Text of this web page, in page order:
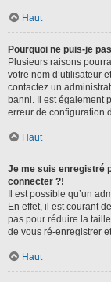
Haut
Pourquoi ne puis-je
Plusieurs raisons
votre nom d’utilisateur
contactez un
banni. Il est également
erreur de configuration
Haut
Je me suis enregistré
connecter ?!
Il est possible qu’un
En effet, il est courant
pas pour réduire la
de vous ré-enregistrer
Haut